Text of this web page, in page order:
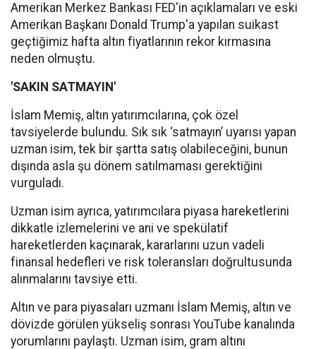
Amerikan Merkez Bankası FED'in açıklamaları ve eski
Amerikan Başkanı Donald Trump'a yapılan suikast
geçtiğimiz hafta altın fiyatlarının rekor kırmasına
neden olmuştu.
'SAKIN SATMAYIN'
İslam Memiş, altın yatırımcılarına, çok özel
tavsiyelerde bulundu. Sık sık ‘satmayın’ uyarısı yapan
uzman isim, tek bir şartta satış olabileceğini, bunun
dışında asla şu dönem satılmaması gerektiğini
vurguladı.
Uzman isim ayrıca, yatırımcılara piyasa hareketlerini
dikkatle izlemelerini ve ani ve spekülatif
hareketlerden kaçınarak, kararlarını uzun vadeli
finansal hedefleri ve risk toleransları doğrultusunda
alınmalarını tavsiye etti.
Altın ve para piyasaları uzmanı İslam Memiş, altın ve
dövizde görülen yükseliş sonrası YouTube kanalında
yorumlarını paylaştı. Uzman isim, gram altını